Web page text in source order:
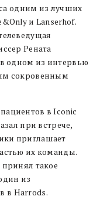
одним из лучших
и Lanserhof.
Рената
одном из интервью
сокровенным
в Iconic
при встрече,
приглашает
их команды.
такое
из
в Harrods.